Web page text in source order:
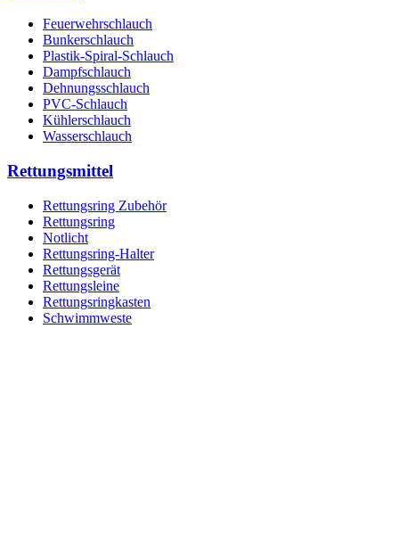
Feuerwehrschlauch
Bunkerschlauch
Plastik-Spiral-Schlauch
Dampfschlauch
Dehnungsschlauch
PVC-Schlauch
Kühlerschlauch
Wasserschlauch
Rettungsmittel
Rettungsring Zubehör
Rettungsring
Notlicht
Rettungsring-Halter
Rettungsgerät
Rettungsleine
Rettungsringkasten
Schwimmweste